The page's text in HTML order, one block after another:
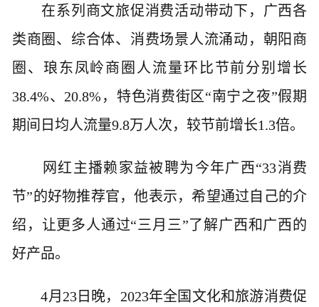
在系列商文旅促消费活动带动下，广西各
类商圈、综合体、消费场景人流涌动，朝阳商
圈、琅东凤岭商圈人流量环比节前分别增长
38.4%、20.8%，特色消费街区“南宁之夜”假期
期间日均人流量9.8万人次，较节前增长1.3倍。
网红主播赖家益被聘为今年广西“33消费
节”的好物推荐官，他表示，希望通过自己的介
绍，让更多人通过“三月三”了解广西和广西的
好产品。
4月23日晚，2023年全国文化和旅游消费促